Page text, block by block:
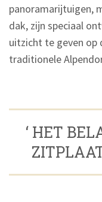
panoramarijtuigen,
dak, zijn speciaal
uitzicht te geven op
traditionele
‘ HET